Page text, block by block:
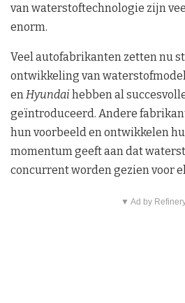
van waterstoftechnologie zijn
enorm.
Veel autofabrikanten zetten nu
ontwikkeling van
enHyundai hebben al
geïntroduceerd. Andere
hun voorbeeld en ontwikkelen
momentum geeft aan dat
concurrent worden gezien voor
▼ Ad by